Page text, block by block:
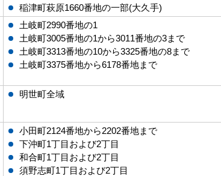
稲津町萩原1660番地の一部(大久手)
土岐町2990番地の1
土岐町3005番地の1から3011番地の3まで
土岐町3313番地の10から3325番地の8まで
土岐町3375番地から6178番地まで
明世町全域
小田町2124番地から2202番地まで
下沖町1丁目および2丁目
和合町1丁目および2丁目
須野志町1丁目および2丁目